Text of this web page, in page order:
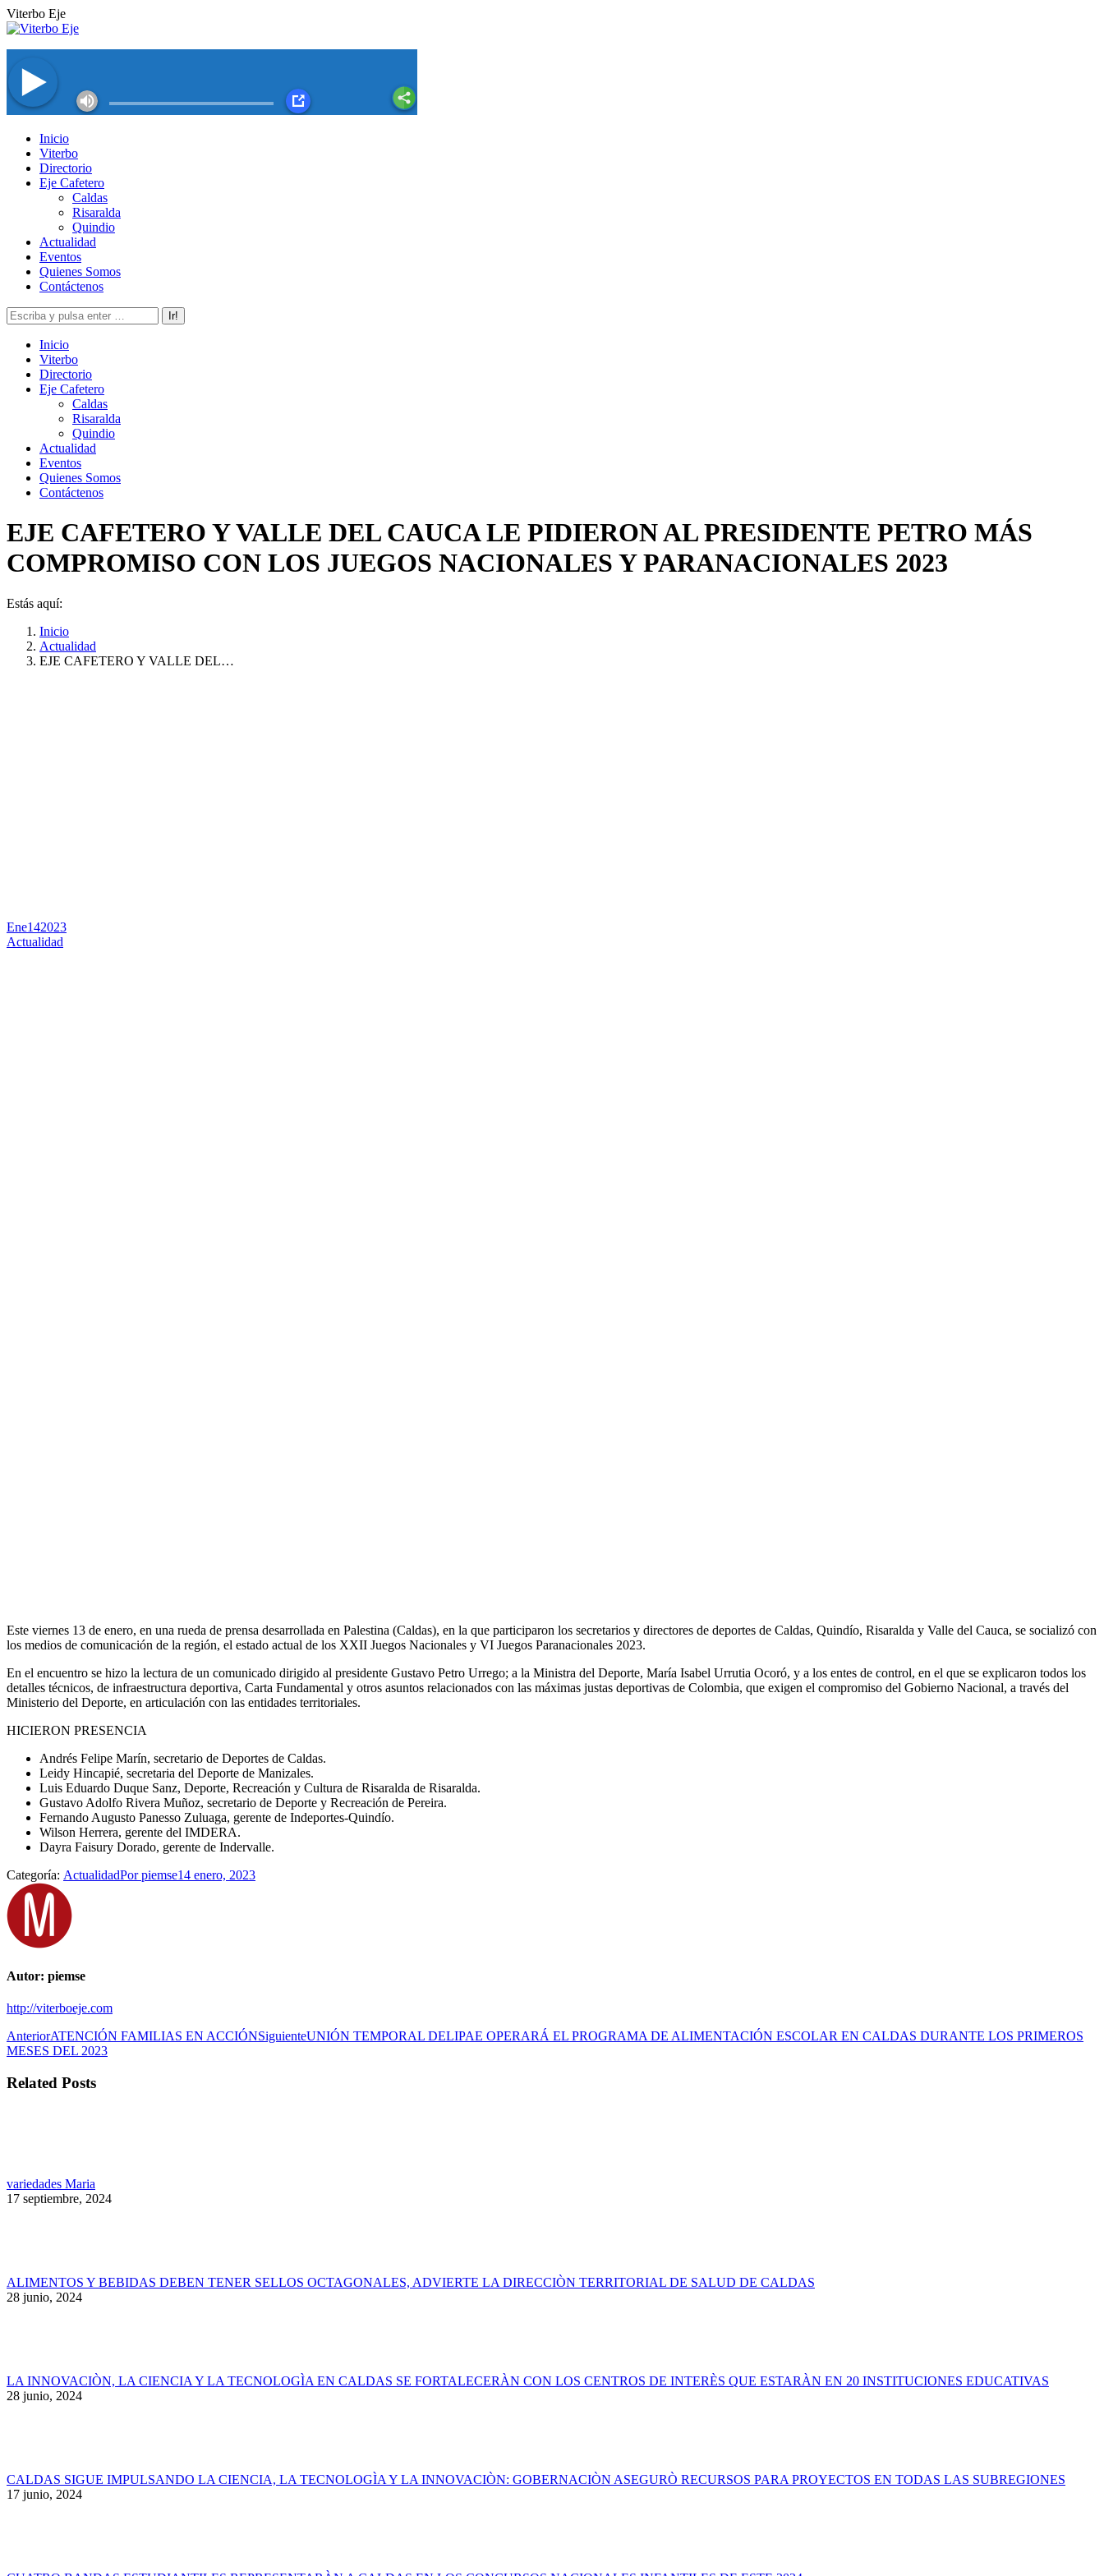
Saltar
al
Viterbo Eje
Facebook
page
opens
Twitter
page
opens
Instagram
page
opens
YouTube
page
opens
Inicio
Viterbo
Directorio
Eje Cafetero
Caldas
Risaralda
Quindio
Actualidad
Eventos
Quienes Somos
Contáctenos
Buscar:
Inicio
Viterbo
Directorio
Eje Cafetero
Caldas
Risaralda
Quindio
Actualidad
Eventos
Quienes Somos
Contáctenos
EJE CAFETERO Y VALLE DEL CAUCA LE PIDIERON AL PRESIDENTE PETRO MÁS
COMPROMISO CON LOS JUEGOS NACIONALES Y PARANACIONALES 2023
Estás aquí:
Inicio
Actualidad
EJE CAFETERO Y VALLE DEL…
Ene142023
Actualidad
Este viernes 13 de enero, en una rueda de prensa desarrollada en Palestina (Caldas), en la que participaron los secretarios y directores de deportes de Caldas, Quindío, Risaralda y Valle del Cauca, se socializó con
los medios de comunicación de la región, el estado actual de los XXII Juegos Nacionales y VI Juegos Paranacionales 2023.
En el encuentro se hizo la lectura de un comunicado dirigido al presidente Gustavo Petro Urrego; a la Ministra del Deporte, María Isabel Urrutia Ocoró, y a los entes de control, en el que se explicaron todos los
detalles técnicos, de infraestructura deportiva, Carta Fundamental y otros asuntos relacionados con las máximas justas deportivas de Colombia, que exigen el compromiso del Gobierno Nacional, a través del
Ministerio del Deporte, en articulación con las entidades territoriales.
HICIERON PRESENCIA
Andrés Felipe Marín, secretario de Deportes de Caldas.
Leidy Hincapié, secretaria del Deporte de Manizales.
Luis Eduardo Duque Sanz, Deporte, Recreación y Cultura de Risaralda de Risaralda.
Gustavo Adolfo Rivera Muñoz, secretario de Deporte y Recreación de Pereira.
Fernando Augusto Panesso Zuluaga, gerente de Indeportes-Quindío.
Wilson Herrera, gerente del IMDERA.
Dayra Faisury Dorado, gerente de Indervalle.
Categoría: ActualidadPorpiemse14 enero, 2023
Autor: piemse
http://viterboeje.com
Navegación
entre
publicaciones
AnteriorPublicación
anterior:
ATENCIÓN FAMILIAS EN ACCIÓNSiguientePublicación
UNIÓN TEMPORAL DELIPAE OPERARÁ EL PROGRAMA DE ALIMENTACIÓN ESCOLAR EN CALDAS DURANTE LOS PRIMEROS
MESES DEL 2023
Related Posts
variedades Maria
17 septiembre, 2024
ALIMENTOS Y BEBIDAS DEBEN TENER SELLOS OCTAGONALES, ADVIERTE LA DIRECCIÒN TERRITORIAL DE SALUD DE CALDAS
28 junio, 2024
LA INNOVACIÒN, LA CIENCIA Y LA TECNOLOGÌA EN CALDAS SE FORTALECERÀN CON LOS CENTROS DE INTERÈS QUE ESTARÀN EN 20 INSTITUCIONES EDUCATIVAS
28 junio, 2024
CALDAS SIGUE IMPULSANDO LA CIENCIA, LA TECNOLOGÌA Y LA INNOVACIÒN: GOBERNACIÒN ASEGURÒ RECURSOS PARA PROYECTOS EN TODAS LAS SUBREGIONES
17 junio, 2024